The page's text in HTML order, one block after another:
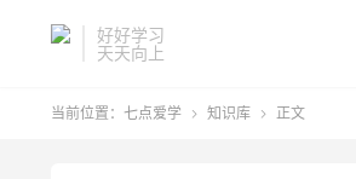
好好学习
天天向上
当前位置： 七点爱学  知识库  正文